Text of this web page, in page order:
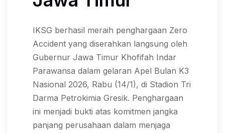
IKSG berhasil meraih penghargaan Zero
Accident yang diserahkan langsung oleh
Gubernur Jawa Timur Khofifah Indar
Parawansa dalam gelaran Apel Bulan K3
Nasional 2026, Rabu (14/1), di Stadion Tri
Darma Petrokimia Gresik. Penghargaan
ini menjadi bukti atas komitmen jangka
panjang perusahaan dalam menjaga